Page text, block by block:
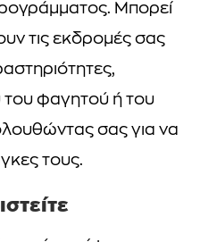
Μπορεί
τις εκδρομές σας
φαγητού ή του
σας για να
τους.